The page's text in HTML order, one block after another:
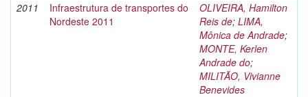
2011
Infraestrutura de transportes do
Nordeste 2011
OLIVEIRA, Hamilton
Reis de; LIMA,
Mônica de Andrade;
MONTE, Kerlen
Andrade do;
MILITÃO, Vivianne
Benevides